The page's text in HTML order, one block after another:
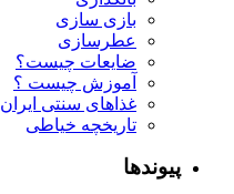
بازی سازی
عطرسازی
ضایعات چیست؟
آموزش چیست ؟
غذاهای سنتی ایران
تاریخچه خیاطی
پیوندها